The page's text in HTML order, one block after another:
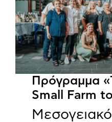
Πρόγραμμα
Small Farm
Μεσογειακό